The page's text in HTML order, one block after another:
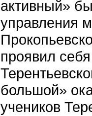
активный»
управления
проявил
большой»
учеников